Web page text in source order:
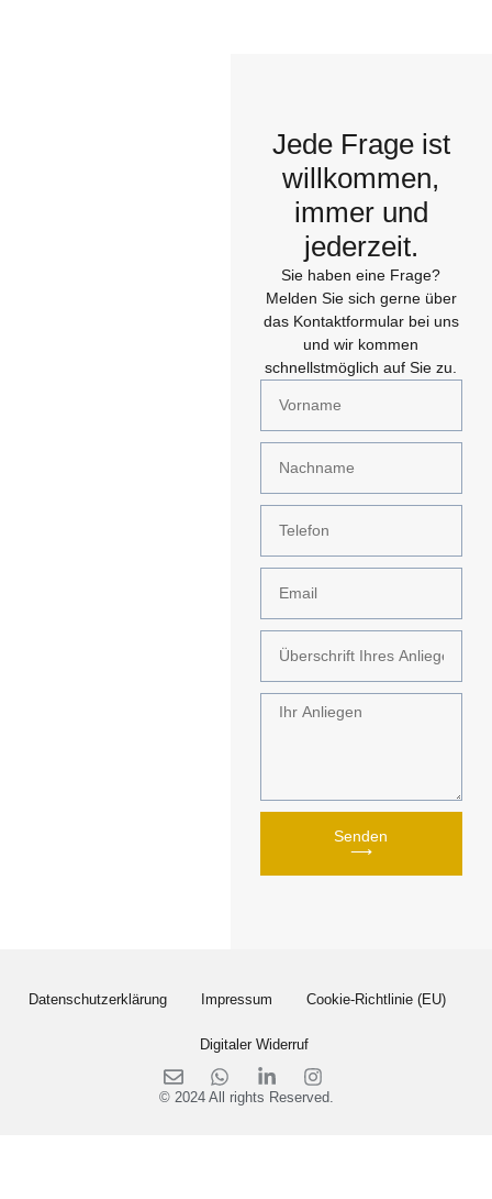
Jede Frage ist
willkommen,
immer und
jederzeit.
Sie haben eine Frage?
Melden Sie sich gerne über
das Kontaktformular bei uns
und wir kommen
schnellstmöglich auf Sie zu.
Senden
⟶
Datenschutzerklärung Impressum Cookie-Richtlinie (EU)
Digitaler Widerruf
© 2024 All rights Reserved.